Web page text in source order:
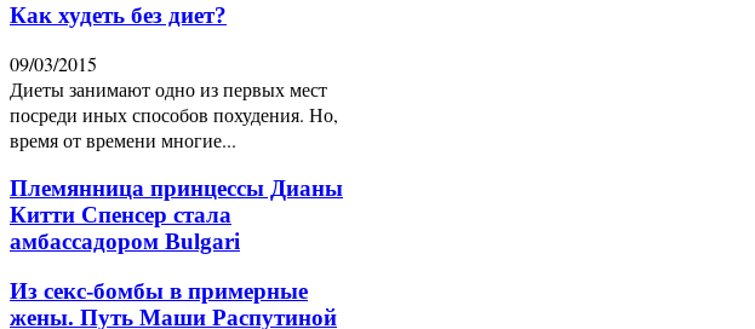
Как худеть без диет?
09/03/2015
Диеты занимают одно из первых мест
посреди иных способов похудения. Но,
время от времени многие...
Племянница принцессы Дианы
Китти Спенсер стала
амбассадором Bulgari
Из секс-бомбы в примерные
жены. Путь Маши Распутиной